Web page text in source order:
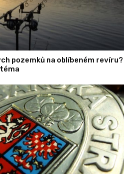
pozemků na oblíbeném revíru?